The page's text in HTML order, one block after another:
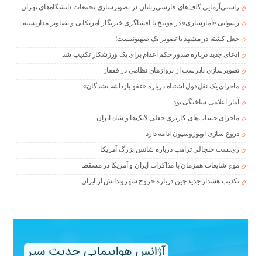
راستی‌آزمایی گاف‌های فارسی‌زبانان در تصویرسازی تجمعات دانشگاه‌های تهران
رسوایی «آمارسازی» در مونیخ با افشاگری خبرنگار آمریکایی و تصاویر مداربسته
جعل کشته در مشهد با تصویر یک صهیونیست؛
ادعای جدید درباره صدور حکم اعدام برای یک ورزشکار تکذیب شد
تصویرسازی نادرست از پروازهای نظامی در قفقاز
ماجرای یک نقل‌قول اشتباه درباره «عفو بازداشت‌شدگان»
آمار اعلامی ساختگی بود
ماجرای حساب‌های کاربری جعلی لایک‌ها و شاه ایران
دروغ سازی اوپوزوسیون ادامه دارد
ری‌پست جنجالی ترامپ درباره شانس بزرگ آمریکا
موج شایعات همزمان با مذاکرات ایران و آمریکا در مسقط
تکذیب هشدار جدید چین درباره خروج شهروندانش از ایران